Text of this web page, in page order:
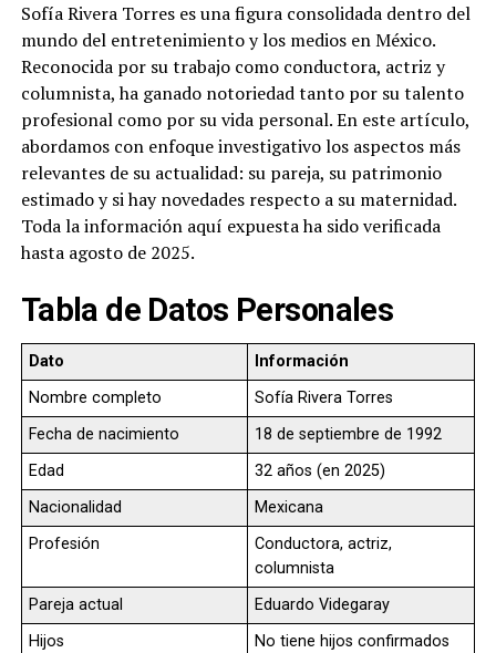
Sofía Rivera Torres es una figura consolidada dentro del
mundo del entretenimiento y los medios en México.
Reconocida por su trabajo como conductora, actriz y
columnista, ha ganado notoriedad tanto por su talento
profesional como por su vida personal. En este artículo,
abordamos con enfoque investigativo los aspectos más
relevantes de su actualidad: su pareja, su patrimonio
estimado y si hay novedades respecto a su maternidad.
Toda la información aquí expuesta ha sido verificada
hasta agosto de 2025.
Tabla de Datos Personales
Dato
Información
Nombre completo
Sofía Rivera Torres
Fecha de nacimiento
18 de septiembre de 1992
Edad
32 años (en 2025)
Nacionalidad
Mexicana
Profesión
Conductora, actriz,
columnista
Pareja actual
Eduardo Videgaray
Hijos
No tiene hijos confirmados